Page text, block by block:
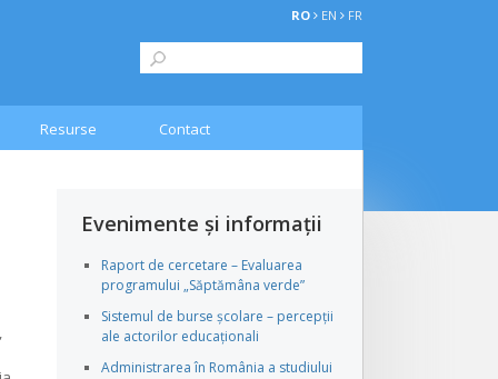
RO EN FR
Resurse Contact
Evenimente și informații
Raport de cercetare – Evaluarea
programului „Săptămâna verde”
Sistemul de burse școlare – percepții
ale actorilor educaționali
Administrarea în România a studiului